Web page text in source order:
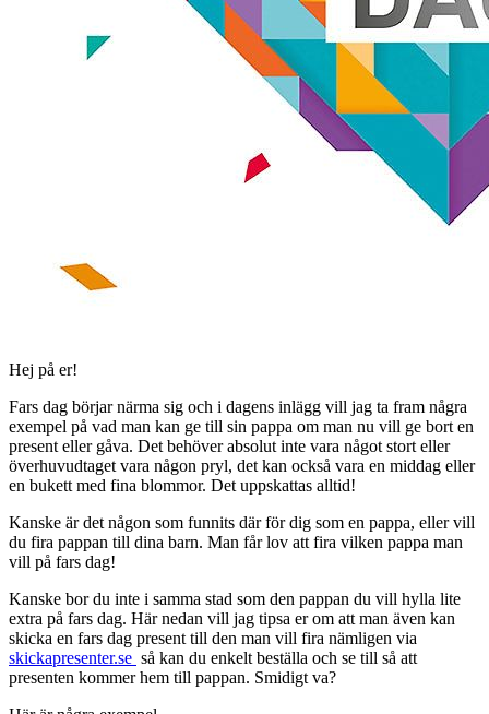
Hej på er!
Fars dag börjar närma sig och i dagens inlägg vill jag ta fram några
exempel på vad man kan ge till sin pappa om man nu vill ge bort en
present eller gåva. Det behöver absolut inte vara något stort eller
överhuvudtaget vara någon pryl, det kan också vara en middag eller
en bukett med fina blommor. Det uppskattas alltid!
Kanske är det någon som funnits där för dig som en pappa, eller vill
du fira pappan till dina barn. Man får lov att fira vilken pappa man
vill på fars dag!
Kanske bor du inte i samma stad som den pappan du vill hylla lite
extra på fars dag. Här nedan vill jag tipsa er om att man även kan
skicka en fars dag present till den man vill fira nämligen via
skickapresenter.se så kan du enkelt beställa och se till så att
presenten kommer hem till pappan. Smidigt va?